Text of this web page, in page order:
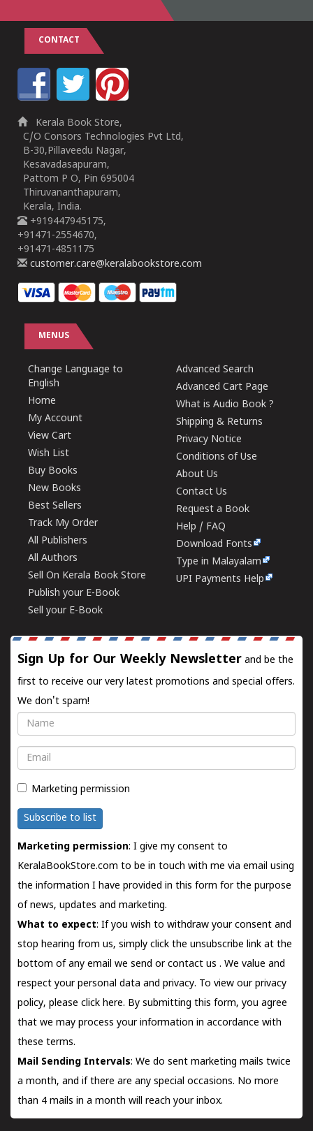
CONTACT
Kerala Book Store,
C/O Consors Technologies Pvt Ltd,
B-30,Pillaveedu Nagar,
Kesavadasapuram,
Pattom P O, Pin 695004
Thiruvananthapuram,
Kerala, India.
+919447945175,
+91471-2554670,
+91471-4851175
customer.care@keralabookstore.com
MENUS
Change Language to
English
Home
My Account
View Cart
Wish List
Buy Books
New Books
Best Sellers
Track My Order
All Publishers
All Authors
Sell On Kerala Book Store
Publish your E-Book
Sell your E-Book
Advanced Search
Advanced Cart Page
What is Audio Book ?
Shipping & Returns
Privacy Notice
Conditions of Use
About Us
Contact Us
Request a Book
Help / FAQ
Download Fonts
Type in Malayalam
UPI Payments Help
Sign Up for Our Weekly Newsletter and be the
first to receive our very latest promotions and special offers.
We don't spam!
Name
Email
Marketing permission
Subscribe to list
Marketing permission: I give my consent to
KeralaBookStore.com to be in touch with me via email using
the information I have provided in this form for the purpose
of news, updates and marketing.
What to expect: If you wish to withdraw your consent and
stop hearing from us, simply click the unsubscribe link at the
bottom of any email we send orcontact us . We value and
respect your personal data and privacy. To view our privacy
policy, please click here. By submitting this form, you agree
that we may process your information in accordance with
these terms.
Mail Sending Intervals: We do sent marketing mails twice
a month, and if there are any special occasions. No more
than 4 mails in a month will reach your inbox.